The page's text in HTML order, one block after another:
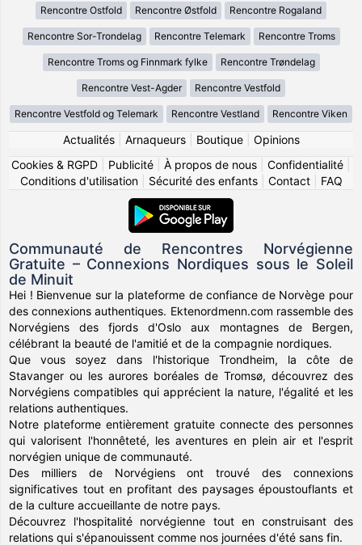
Rencontre Ostfold Rencontre Østfold Rencontre Rogaland
Rencontre Sor-Trondelag Rencontre Telemark Rencontre Troms
Rencontre Troms og Finnmark fylke Rencontre Trøndelag
Rencontre Vest-Agder Rencontre Vestfold
Rencontre Vestfold og Telemark Rencontre Vestland Rencontre Viken
Actualités| Arnaqueurs| Boutique| Opinions
Cookies & RGPD
Publicité À propos de nous Confidentialité
Conditions d'utilisation| Sécurité des enfants| Contact| FAQ
Communauté de Rencontres Norvégienne
Gratuite – Connexions Nordiques sous le Soleil
de Minuit
Hei ! Bienvenue sur la plateforme de confiance de Norvège pour
des connexions authentiques. Ektenordmenn.com rassemble des
Norvégiens des fjords d'Oslo aux montagnes de Bergen,
célébrant la beauté de l'amitié et de la compagnie nordiques.
Que vous soyez dans l'historique Trondheim, la côte de
Stavanger ou les aurores boréales de Tromsø, découvrez des
Norvégiens compatibles qui apprécient la nature, l'égalité et les
relations authentiques.
Notre plateforme entièrement gratuite connecte des personnes
qui valorisent l'honnêteté, les aventures en plein air et l'esprit
norvégien unique de communauté.
Des milliers de Norvégiens ont trouvé des connexions
significatives tout en profitant des paysages époustouflants et
de la culture accueillante de notre pays.
Découvrez l'hospitalité norvégienne tout en construisant des
relations qui s'épanouissent comme nos journées d'été sans fin.